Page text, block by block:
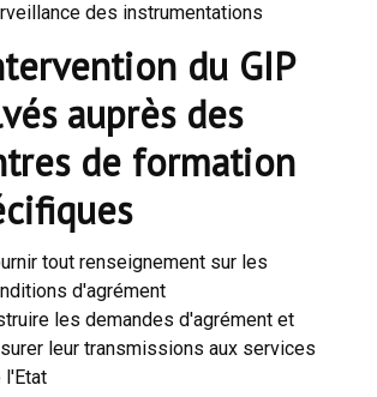
des instrumentations
du GIP
auprès des
de formation
tout renseignement sur les
d'agrément
les demandes d'agrément et
leur transmissions aux services
l'Etat